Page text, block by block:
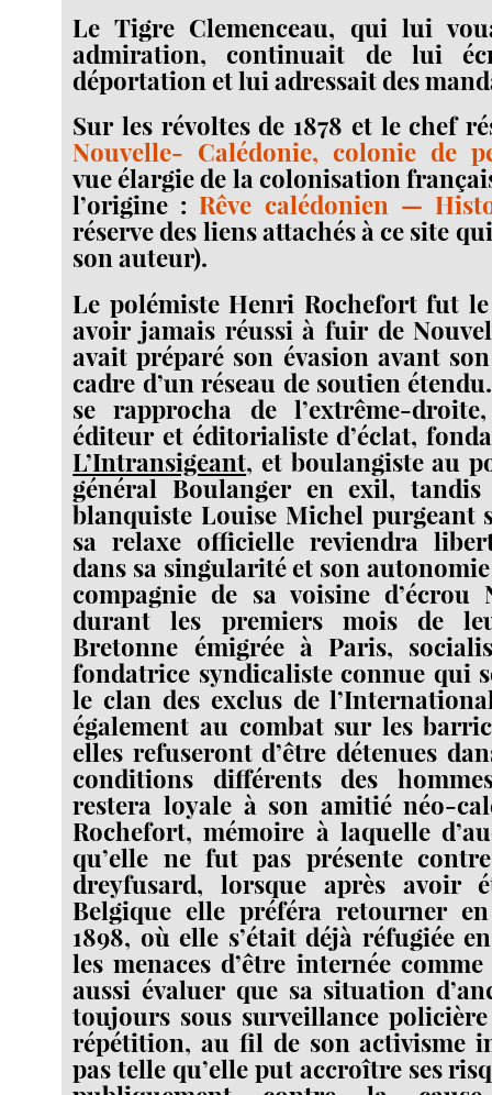
Le Tigre Clemenceau, qui lui
admiration, continuait de lui
déportation et lui adressait des
Sur les révoltes de 1878 et le chef
Nouvelle- Calédonie, colonie de
vue élargie de la colonisation
l’origine :Rêve calédonien —
réserve des liens attachés à ce site
son auteur).
Le polémiste Henri Rochefort fut
avoir jamais réussi à fuir de
avait préparé son évasion avant
cadre d’un réseau de soutien
se rapprocha de l’extrême-
éditeur et éditorialiste d’éclat,
L’Intransigeant, et boulangiste au
général Boulanger en exil, tandis
blanquiste Louise Michel purgeant
sa relaxe officielle reviendra
dans sa singularité et son
compagnie de sa voisine d’écrou
durant les premiers mois de
Bretonne émigrée à Paris,
fondatrice syndicaliste connue qui
le clan des exclus de
également au combat sur les
elles refuseront d’être détenues
conditions différents des
restera loyale à son amitié néo-
Rochefort, mémoire à laquelle
qu’elle ne fut pas présente
dreyfusard, lorsque après avoir
Belgique elle préféra retourner
1898, où elle s’était déjà réfugiée
les menaces d’être internée
aussi évaluer que sa situation
toujours sous surveillance
répétition, au fil de son activisme
pas telle qu’elle put accroître ses